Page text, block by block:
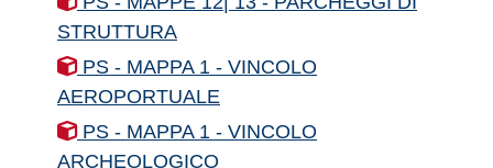
STRUTTURA
PS - MAPPA 1 - VINCOLO
AEROPORTUALE
PS - MAPPA 1 - VINCOLO
ARCHEOLOGICO